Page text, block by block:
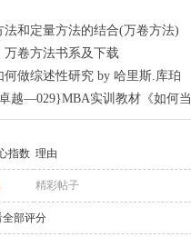
和定量方法的结合(万卷方法)
万卷方法书系及下载
何做综述性研究 by 哈里斯.库珀
教材《如何当好一线主管》通俗易懂、案例精彩、涵盖10大技能
指数 理由
精彩帖子
全部评分